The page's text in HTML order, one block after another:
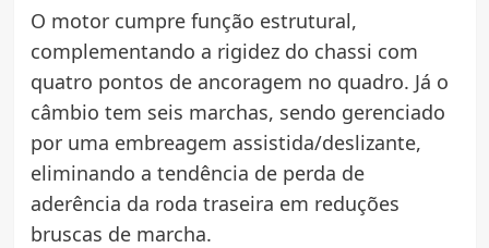
O motor cumpre função estrutural,
complementando a rigidez do chassi com
quatro pontos de ancoragem no quadro. Já o
câmbio tem seis marchas, sendo gerenciado
por uma embreagem assistida/deslizante,
eliminando a tendência de perda de
aderência da roda traseira em reduções
bruscas de marcha.